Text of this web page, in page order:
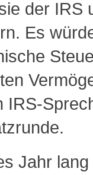
der IRS
Es
IRS-
Jahr